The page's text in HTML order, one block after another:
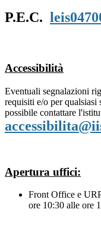
P.E.C.
Accessibilità
Eventuali segnalazioni
requisiti e/o per qualsiasi
possibile contattare
Apertura uffici:
Front Office e
ore 10:30 alle ore